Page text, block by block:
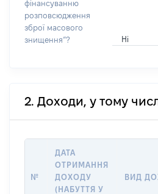
фінансуванню
розповсюдження
зброї масового
знищення”?
Ні
2. Доходи, у тому
№
ДАТА
ОТРИМАННЯ
ДОХОДУ
(НАБУТТЯ У
ВИД